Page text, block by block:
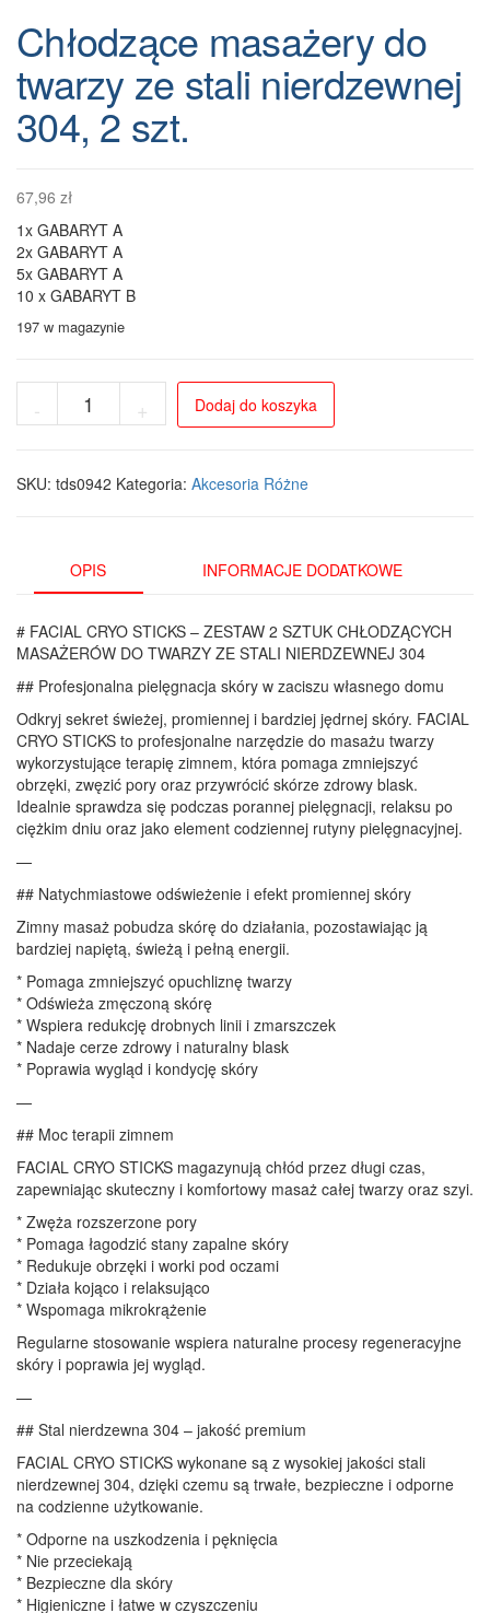
Chłodzące masażery do
twarzy ze stali nierdzewnej
304, 2 szt.
67,96 zł
1x GABARYT A
2x GABARYT A
5x GABARYT A
10 x GABARYT B
197 w magazynie
-
Chłodzące
twarzy
304,
2
+ Dodaj do koszyka
SKU: tds0942 Kategoria: Akcesoria Różne
OPIS INFORMACJE DODATKOWE
# FACIAL CRYO STICKS – ZESTAW 2 SZTUK CHŁODZĄCYCH
MASAŻERÓW DO TWARZY ZE STALI NIERDZEWNEJ 304
## Profesjonalna pielęgnacja skóry w zaciszu własnego domu
Odkryj sekret świeżej, promiennej i bardziej jędrnej skóry. FACIAL
CRYO STICKS to profesjonalne narzędzie do masażu twarzy
wykorzystujące terapię zimnem, która pomaga zmniejszyć
obrzęki, zwęzić pory oraz przywrócić skórze zdrowy blask.
Idealnie sprawdza się podczas porannej pielęgnacji, relaksu po
ciężkim dniu oraz jako element codziennej rutyny pielęgnacyjnej.
—
## Natychmiastowe odświeżenie i efekt promiennej skóry
Zimny masaż pobudza skórę do działania, pozostawiając ją
bardziej napiętą, świeżą i pełną energii.
* Pomaga zmniejszyć opuchliznę twarzy
* Odświeża zmęczoną skórę
* Wspiera redukcję drobnych linii i zmarszczek
* Nadaje cerze zdrowy i naturalny blask
* Poprawia wygląd i kondycję skóry
—
## Moc terapii zimnem
FACIAL CRYO STICKS magazynują chłód przez długi czas,
zapewniając skuteczny i komfortowy masaż całej twarzy oraz szyi.
* Zwęża rozszerzone pory
* Pomaga łagodzić stany zapalne skóry
* Redukuje obrzęki i worki pod oczami
* Działa kojąco i relaksująco
* Wspomaga mikrokrążenie
Regularne stosowanie wspiera naturalne procesy regeneracyjne
skóry i poprawia jej wygląd.
—
## Stal nierdzewna 304 – jakość premium
FACIAL CRYO STICKS wykonane są z wysokiej jakości stali
nierdzewnej 304, dzięki czemu są trwałe, bezpieczne i odporne
na codzienne użytkowanie.
* Odporne na uszkodzenia i pęknięcia
* Nie przeciekają
* Bezpieczne dla skóry
* Higieniczne i łatwe w czyszczeniu